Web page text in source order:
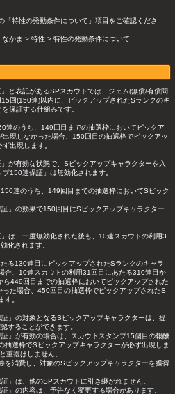
特性の発動条件について」項目をご確認くださ
かま > 特性 > 特性の発動条件について
と表記があるSPスカウトでは、ジェム(無償/有償問
回(150連)以内に、ピックアップされたSランクのキ
保証する仕組みです。
連のうち、149回目までの抽選枠においてピックア
現しなかった場合、150回目の抽選枠でピックアッ
出現します。
が有効な状態で、Sピックアップキャラクターを入
150連保証」は無効化されます。
連のうち、149回目までの抽選枠においてSピック
」の効果で150回目にSピックアップキャラクター
は、一度無効化された後も、10連スカウトの利用3
化されます。
る130連目にピックアップされたSランクのキャラ
合、10連スカウトの利用31回目にあたる310連目か
449回目までの抽選枠においてピックアップされた
た場合、450回目の抽選枠でピックアップされたS
す。
」の対象となるSピックアップキャラクターは、提
することができます。
」が有効の場合は、スカウトスタンプ15個目の報酬
抽選枠でSピックアップキャラクターが必ず出現しま
重複はしません。
消費し、対象のSピックアップキャラクターを獲得
」は、他のSPスカウトに引き継がれません。
」の内容は、予告なく変更する場合があります。